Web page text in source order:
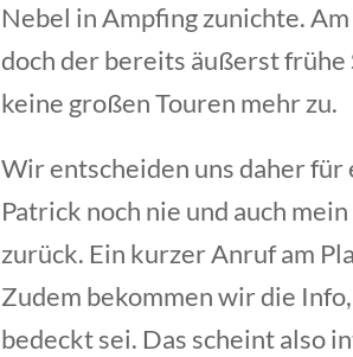
Nebel in Ampfing zunichte.
doch der bereits äußerst
keine großen Touren mehr zu.
Wir entscheiden uns daher für
Patrick noch nie und auch
zurück. Ein kurzer Anruf am
Zudem bekommen wir die
bedeckt sei. Das scheint also